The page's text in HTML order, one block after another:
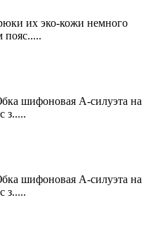
их эко-кожи немного
пояс.....
шифоновая А-силуэта на
з.....
шифоновая А-силуэта на
з.....